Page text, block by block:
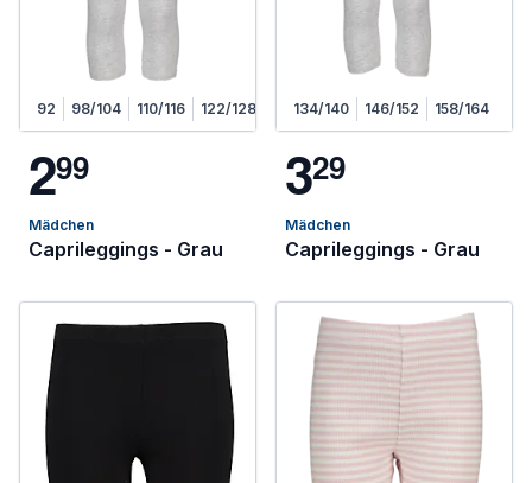
92 98/104 110/116 122/128
299
Mädchen
Caprileggings - Grau
134/140 146/152 158/164
329
Mädchen
Caprileggings - Grau